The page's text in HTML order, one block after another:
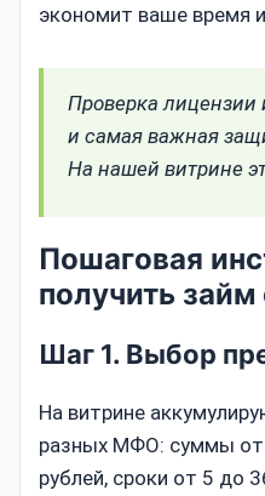
экономит ваше время
Проверка лицензии
и самая важная
На нашей витрине
Пошаговая
получить займ
Шаг 1. Выбор
На витрине
разных МФО: суммы
рублей, сроки от 5 до